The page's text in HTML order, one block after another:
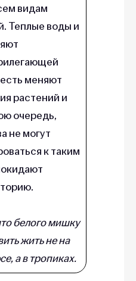
видам
Теплые воды и
меняют
растений и
очередь,
не могут
к таким
белого мишку
жить не на
а в тропиках.